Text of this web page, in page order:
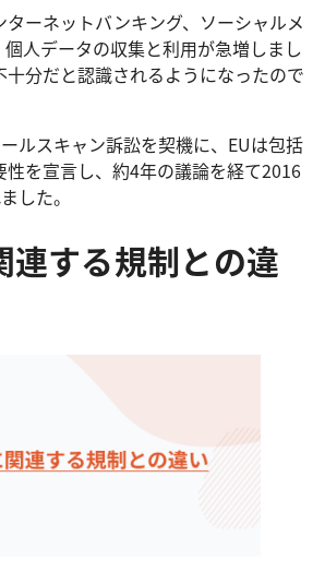
ーネットバンキング、ソーシャルメ
人データの収集と利用が急増しまし
分だと認識されるようになったので
ルスキャン訴訟を契機に、EUは包括
性を宣言し、約4年の議論を経て2016
した。
連する規制との違